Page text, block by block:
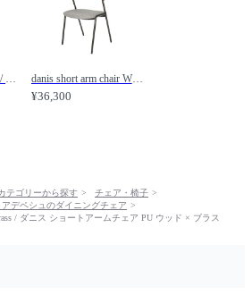
danis short arm chair / ダニス ショートアームチェア / danis short arm chair WN / ダニス ショートアームチェア ウォルナット /
¥36,300
テゴリーから探す
チェア・椅子
アデペシュのダイニングチェア
/ ダニス ショートアームチェア PU ウッド × ブラス